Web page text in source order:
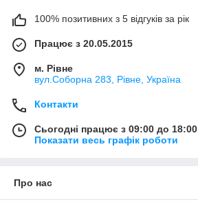
100% позитивних з 5 відгуків за рік
Працює з 20.05.2015
м. Рівне
вул.Соборна 283, Рівне, Україна
Контакти
Сьогодні працює з 09:00 до 18:00
Показати весь графік роботи
Про нас